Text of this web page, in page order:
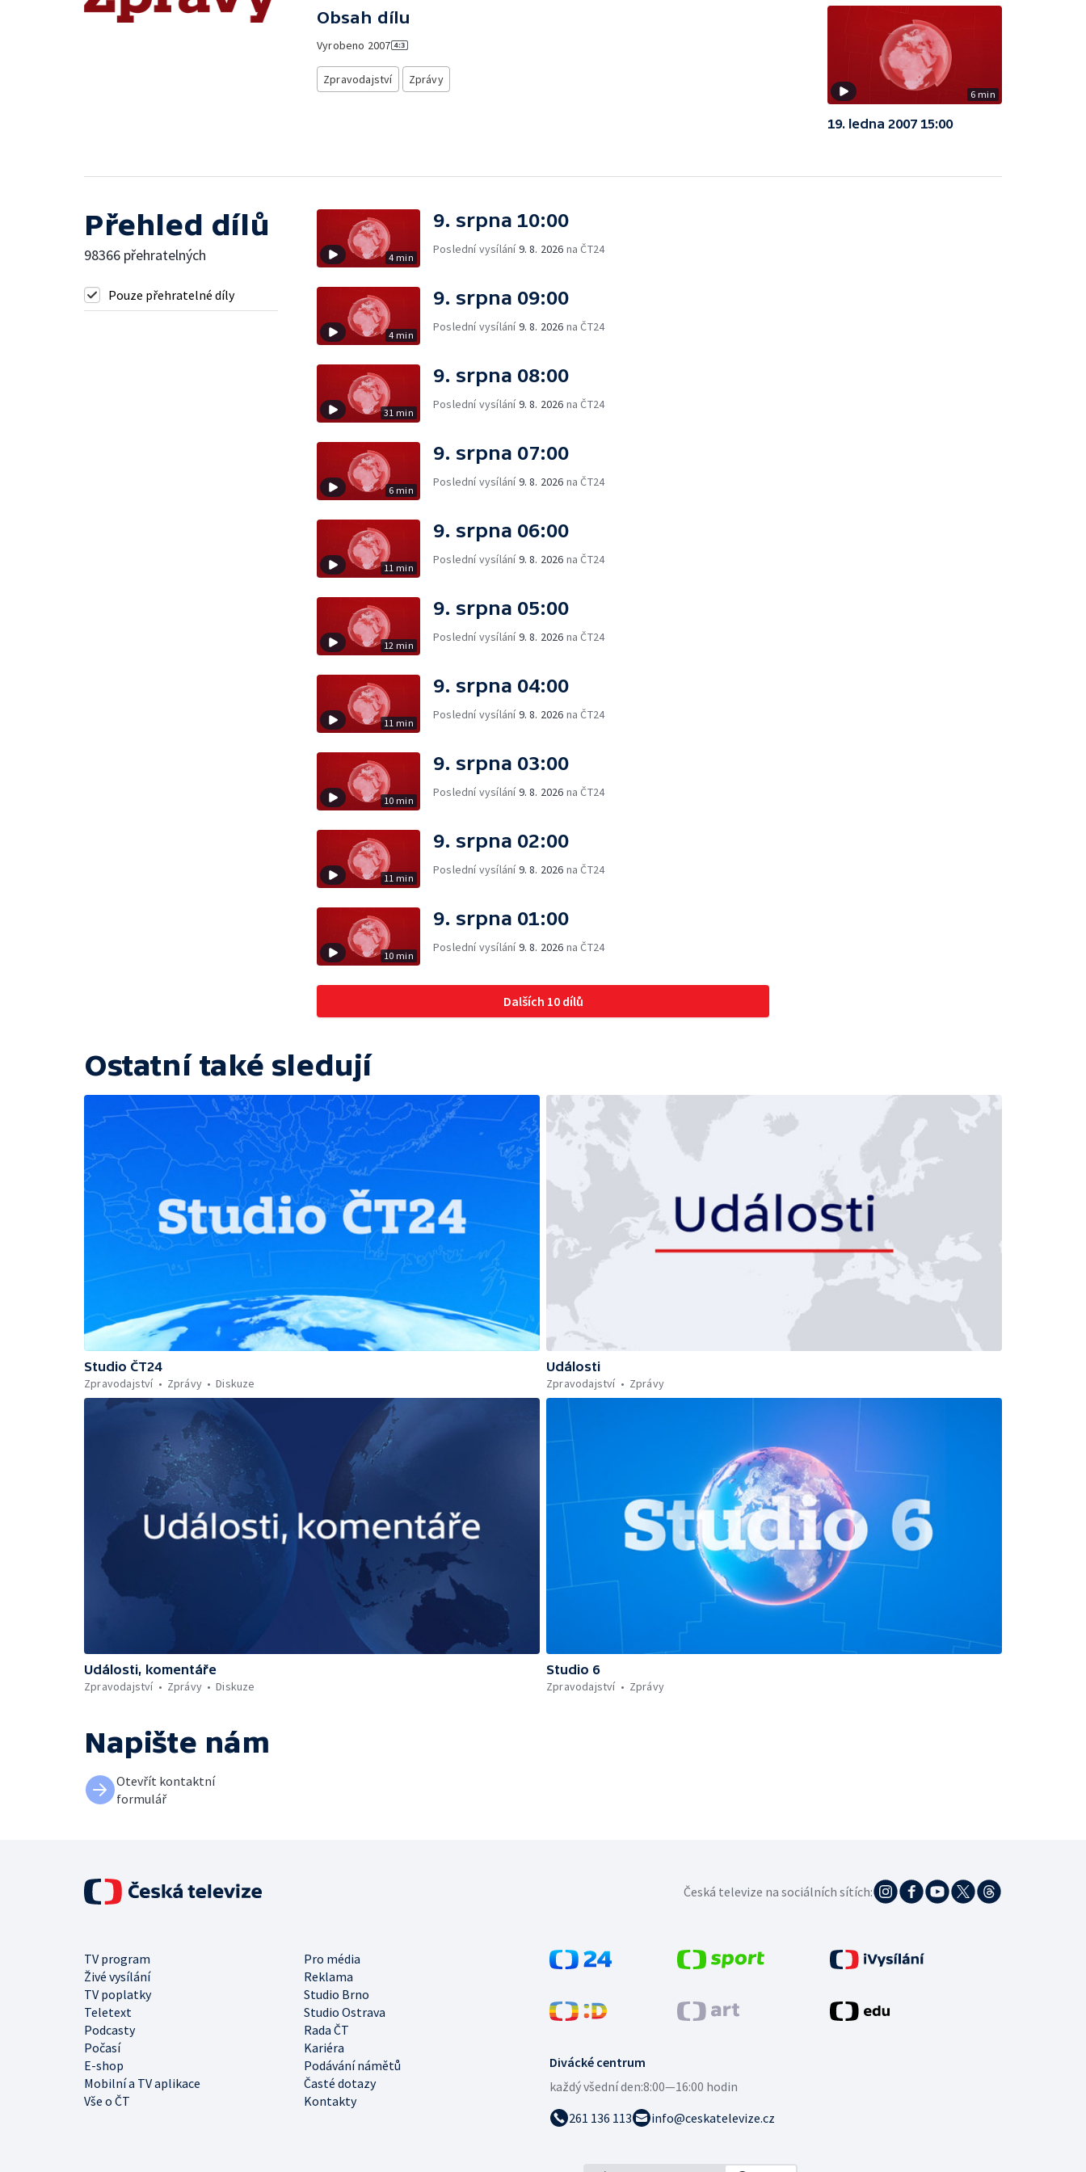
Obsah dílu
Vyrobeno 2007
Zpravodajství Zprávy
6 min
19. ledna 2007 15:00
Přehled dílů
98366 přehratelných
Pouze přehratelné díly
4 min
9. srpna 10:00
Poslední vysílání9. 8. 2026 na ČT24
4 min
9. srpna 09:00
Poslední vysílání9. 8. 2026 na ČT24
31 min
9. srpna 08:00
Poslední vysílání9. 8. 2026 na ČT24
6 min
9. srpna 07:00
Poslední vysílání9. 8. 2026 na ČT24
11 min
9. srpna 06:00
Poslední vysílání9. 8. 2026 na ČT24
12 min
9. srpna 05:00
Poslední vysílání9. 8. 2026 na ČT24
11 min
9. srpna 04:00
Poslední vysílání9. 8. 2026 na ČT24
10 min
9. srpna 03:00
Poslední vysílání9. 8. 2026 na ČT24
11 min
9. srpna 02:00
Poslední vysílání9. 8. 2026 na ČT24
10 min
9. srpna 01:00
Poslední vysílání9. 8. 2026 na ČT24
Dalších 10 dílů
Ostatní také sledují
Studio ČT24
Zpravodajství
Zprávy Diskuze
Události
Zpravodajství
Zprávy
Události, komentáře
Zpravodajství
Zprávy Diskuze
Studio 6
Zpravodajství
Zprávy
Napište nám
Otevřít kontaktní
formulář
Divácké centrum
každý všední den:8:00—16:00 hodin
261 136 113
info@ceskatelevize.cz
TV program
Pro média
Živé vysílání
Reklama
TV poplatky
Studio Brno
Teletext
Studio Ostrava
Podcasty
Rada ČT
Počasí
Kariéra
E-shop
Podávání námětů
Mobilní a TV aplikace
Časté dotazy
Vše o ČT
Kontakty
Česká televize na sociálních sítích: